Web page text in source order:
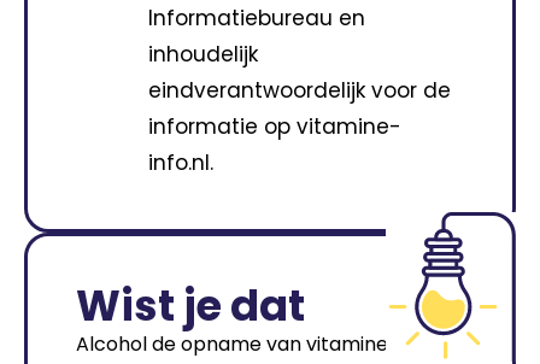
Informatiebureau en
inhoudelijk
eindverantwoordelijk voor de
informatie op vitamine-
info.nl.
Wist je dat
Alcohol de opname van vitamine B1